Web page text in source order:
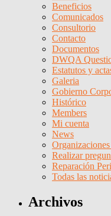
Beneficios
Comunicados
Consultorio
Contacto
Documentos
DWQA
Estatutos y
Galeria
Gobierno
Histórico
Members
Mi cuenta
News
Realizar
Reparación
Todas las
Archivos